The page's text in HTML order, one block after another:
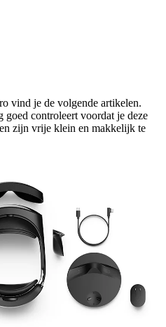
vind je de volgende artikelen.
controleert voordat je deze
zijn vrije klein en makkelijk te